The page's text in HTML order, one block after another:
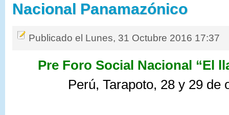
Nacional Panamazónico
Publicado el Lunes, 31 Octubre 2016 17:37
Pre Foro Social Nacional “El
Perú, Tarapoto, 28 y 29 de